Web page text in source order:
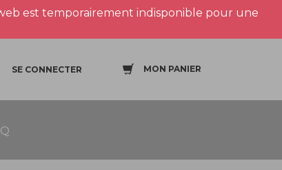
est temporairement indisponible pour une
SE CONNECTER MON PANIER